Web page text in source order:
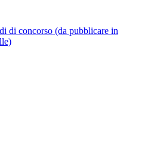
di concorso (da pubblicare in